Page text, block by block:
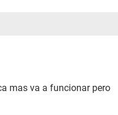
mas va a funcionar pero